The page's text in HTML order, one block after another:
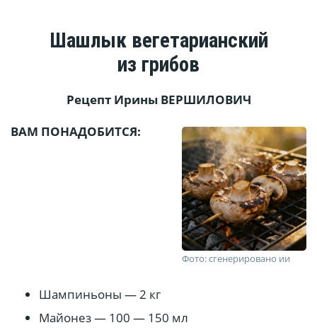
Шашлык вегетарианский
из грибов
Рецепт Ирины ВЕРШИЛОВИЧ
Фото: сгенерировано ии
ВАМ ПОНАДОБИТСЯ:
Шампиньоны — 2 кг
Майонез — 100 — 150 мл